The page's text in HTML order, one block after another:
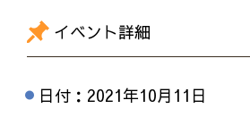
イベント詳細
日付： 2021年10月11日